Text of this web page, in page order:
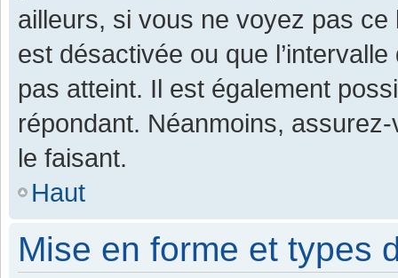
ailleurs, si vous ne voyez pas
est désactivée ou que
pas atteint. Il est également
répondant. Néanmoins,
le faisant.
Haut
Mise en forme et types